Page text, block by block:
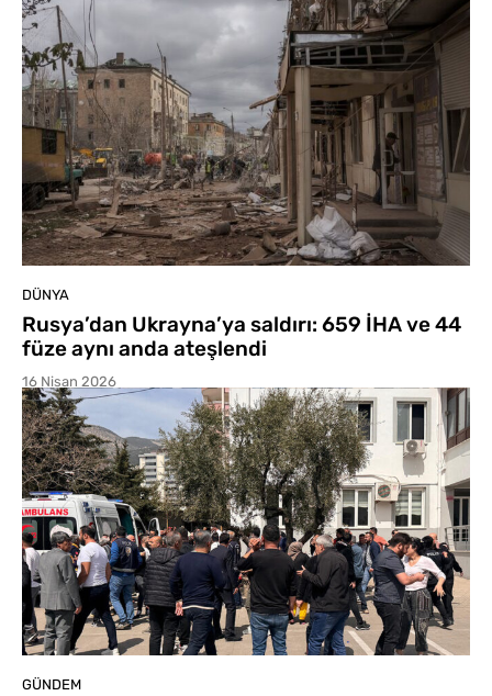
DÜNYA
Rusya’dan Ukrayna’ya saldırı: 659 İHA ve 44
füze aynı anda ateşlendi
16 Nisan 2026
GÜNDEM